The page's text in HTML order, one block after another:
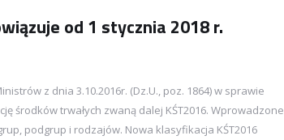
od 1 stycznia 2018 r.
z dnia 3.10.2016r. (Dz.U., poz. 1864) w sprawie
środków trwałych zwaną dalej KŚT2016. Wprowadzone
podgrup i rodzajów. Nowa klasyfikacja KŚT2016